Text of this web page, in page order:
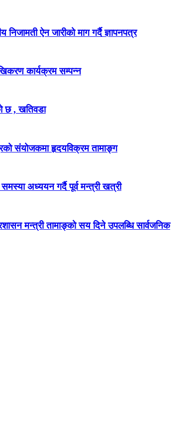
ऐन जारीको माग गर्दै ज्ञापनपत्र
कार्यक्रम सम्पन्न
छ , खतिवडा
संयोजकमा हृदयविक्रम तामाङ्ग
अध्ययन गर्दै पूर्व मन्त्री खत्री
मन्त्री तामाङ्को सय दिने उपलब्धि सार्वजनिक